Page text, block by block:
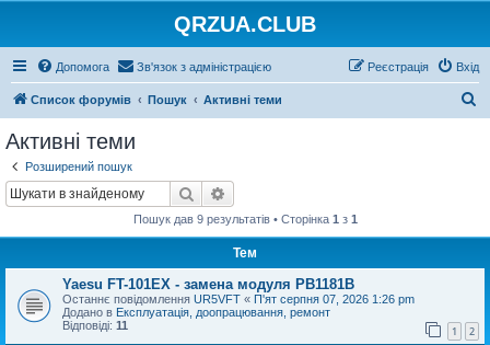
QRZUA.CLUB
Допомога Зв'язок з адміністрацією Вхід
Реєстрація
Список форумів Пошук Активні теми
Активні теми
Розширений пошук
Пошук
Пошук дав 9 результатів • Сторінка 1 з 1
Тем
Yaesu FT-101EX - замена модуля PB1181B
Останнє повідомлення UR5VFT « П'ят серпня 07, 2026 1:26 pm
Додано в Експлуатація, доопрацювання, ремонт
Відповіді: 11 1 2